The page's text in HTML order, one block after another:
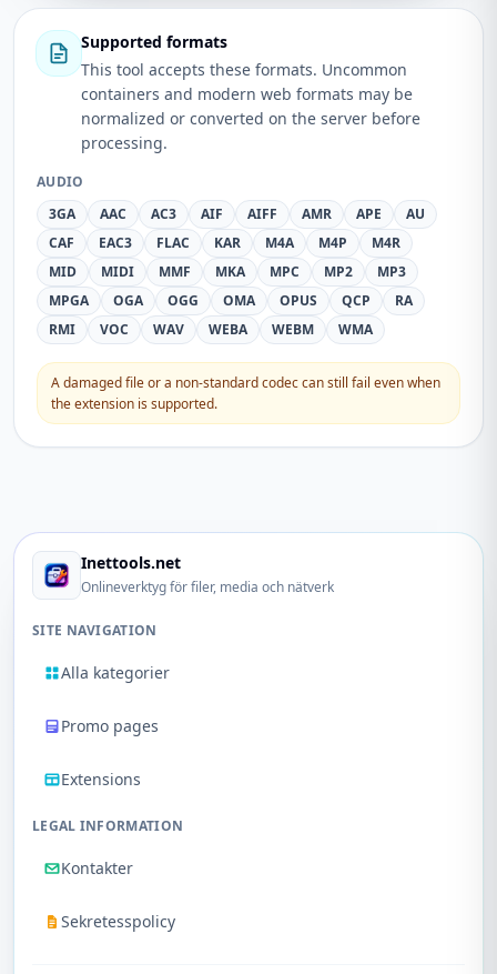
Supported formats
This tool accepts these formats. Uncommon
containers and modern web formats may be
normalized or converted on the server before
processing.
AUDIO
3GA
AAC AC3 AIF AIFF AMR APE
AU
CAF
EAC3 FLAC KAR M4A M4P
M4R
MID
MIDI MMF MKA MPC MP2
MP3
MPGA
OGA OGG OMA OPUS QCP
RA
RMI
VOC WAV WEBA WEBM WMA
A damaged file or a non-standard codec can still fail even when
the extension is supported.
Inettools.net
Onlineverktyg för filer, media och nätverk
SITE NAVIGATION
Alla kategorier
Promo pages
Extensions
LEGAL INFORMATION
Kontakter
Sekretesspolicy